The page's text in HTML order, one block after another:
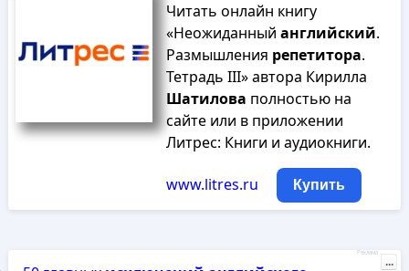
Читать онлайн книгу
«Неожиданный английский.
Размышления репетитора.
Тетрадь III» автора Кирилла
Шатилова полностью на
сайте или в приложении
Литрес: Книги и аудиокниги.
www.litres.ru Купить
Реклама
...